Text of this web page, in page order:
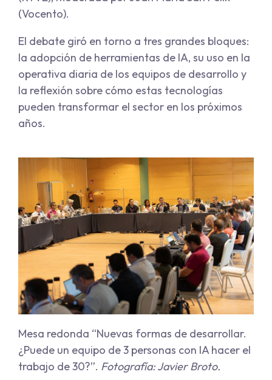
(Vocento).
El debate giró en torno a tres grandes bloques:
la adopción de herramientas de IA, su uso en la
operativa diaria de los equipos de desarrollo y
la reflexión sobre cómo estas tecnologías
pueden transformar el sector en los próximos
años.
Mesa redonda “Nuevas formas de desarrollar.
¿Puede un equipo de 3 personas con IA hacer el
trabajo de 30?”. Fotografía: Javier Broto.